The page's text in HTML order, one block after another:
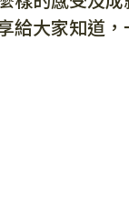
給大家知道，